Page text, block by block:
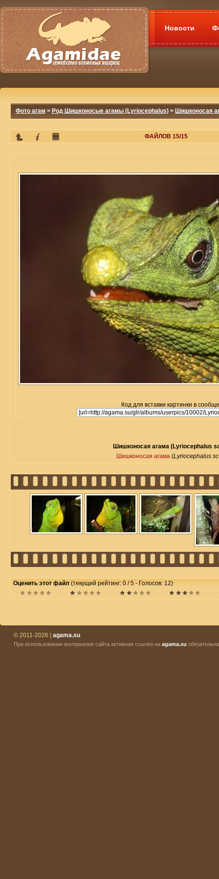
Новости
Фото агам > Род Шишконосые агамы (Lyriocephalus) > Шишконосая
ФАЙЛОВ 15/15
Код для вставки картинки в
Шишконосая агама (Lyriocephalus
Шишконосая агама (Lyriocephalus
Оценить этот файл (текущий рейтинг: 0 / 5 - Голосов: 12)
© 2011-2026 | agama.su
При использовании материалов сайта активная ссылка на agama.su